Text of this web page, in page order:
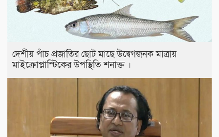
দেশীয় পাঁচ প্রজাতির ছোট মাছে উদ্বেগজনক মাত্রায়
মাইক্রোপ্লাস্টিকের উপস্থিতি শনাক্ত ।